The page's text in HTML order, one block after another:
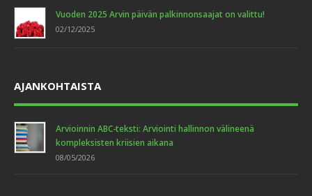
Vuoden 2025 Arvin päivän palkinnonsaajat on valittu!
02/12/2025
AJANKOHTAISTA
Arvioinnin ABC-teksti: Arviointi hallinnon välineenä
kompleksisten kriisien aikana
08/05/2026